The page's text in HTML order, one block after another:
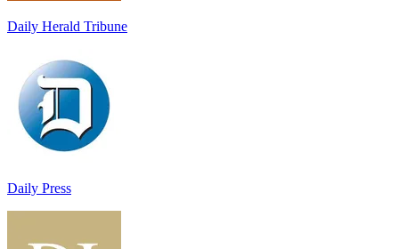
Daily Herald Tribune
Daily Press